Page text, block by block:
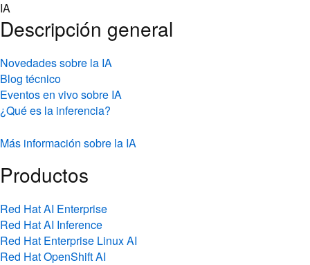
Skip
to
content
IA
Descripción general
Novedades sobre la IA
Blog técnico
Eventos en vivo sobre IA
¿Qué es la inferencia?
Más información sobre la IA
Productos
Red Hat AI Enterprise
Red Hat AI Inference
Red Hat Enterprise Linux AI
Red Hat OpenShift AI